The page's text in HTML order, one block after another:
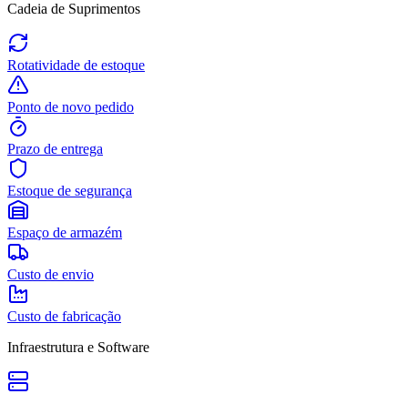
Cadeia de Suprimentos
Rotatividade de estoque
Ponto de novo pedido
Prazo de entrega
Estoque de segurança
Espaço de armazém
Custo de envio
Custo de fabricação
Infraestrutura e Software